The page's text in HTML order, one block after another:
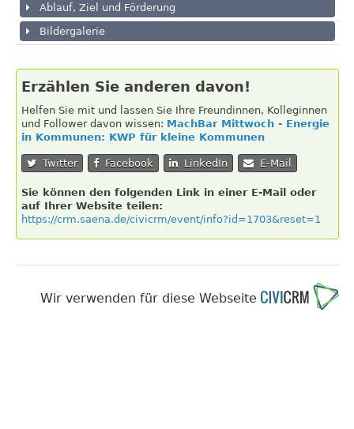
Ablauf, Ziel und Förderung
Bildergalerie
Erzählen Sie anderen davon!
Helfen Sie mit und lassen Sie Ihre Freundinnen, Kolleginnen
und Follower davon wissen: MachBar Mittwoch - Energie
in Kommunen: KWP für kleine Kommunen
Twitter Facebook LinkedIn E-Mail
Sie können den folgenden Link in einer E-Mail oder
auf Ihrer Website teilen:
https://crm.saena.de/civicrm/event/info?id=1703&reset=1
Wir verwenden für diese Webseite